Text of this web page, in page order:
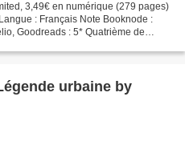
3,49€ en numérique (279 pages)
: Français Note Booknode :
Goodreads : 5* Quatrième de
urbaine by